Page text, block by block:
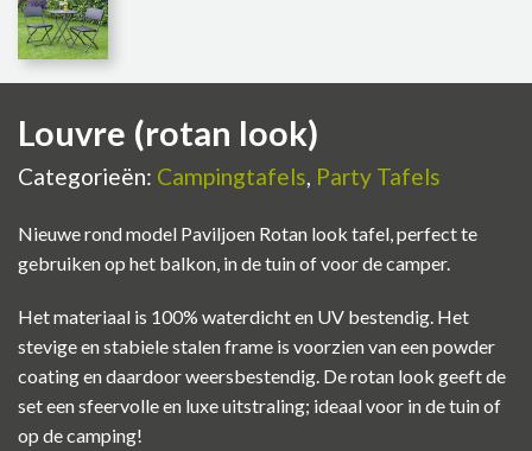
Louvre (rotan look)
Categorieën: Campingtafels, Party Tafels
Nieuwe rond model Paviljoen Rotan look tafel, perfect te
gebruiken op het balkon, in de tuin of voor de camper.
Het materiaal is 100% waterdicht en UV bestendig. Het
stevige en stabiele stalen frame is voorzien van een powder
coating en daardoor weersbestendig. De rotan look geeft de
set een sfeervolle en luxe uitstraling; ideaal voor in de tuin of
op de camping!